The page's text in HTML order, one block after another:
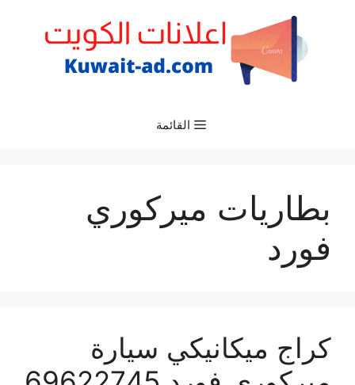
القائمة
بطاريات ميركوري
فورد
كراج ميكانيكي سيارة